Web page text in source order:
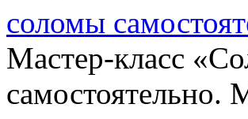
соломы
Мастер-класс
самостоятельно.